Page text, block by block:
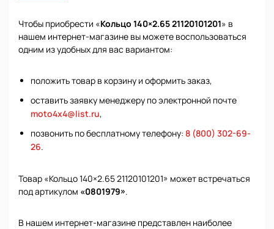
Чтобы приобрести «Кольцо 140×2.65 21120101201» в
нашем интернет-магазине вы можете воспользоваться
одним из удобных для вас вариантом:
положить товар в корзину и оформить заказ,
оставить заявку менеджеру по электронной почте
moto4x4@list.ru,
позвонить по бесплатному телефону: 8 (800) 302-69-
26.
Товар «Кольцо 140×2.65 21120101201» может встречаться
под артикулом «0801979».
В нашем интернет-магазине представлен наиболее